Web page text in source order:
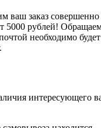
ваш заказ совершенно
5000 рублей!
необходимо будет
интересующего